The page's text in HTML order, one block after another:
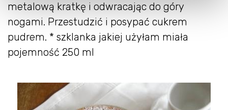
metalową kratkę i odwracając do góry
nogami. Przestudzić i posypać cukrem
pudrem. * szklanka jakiej użyłam miała
pojemność 250 ml